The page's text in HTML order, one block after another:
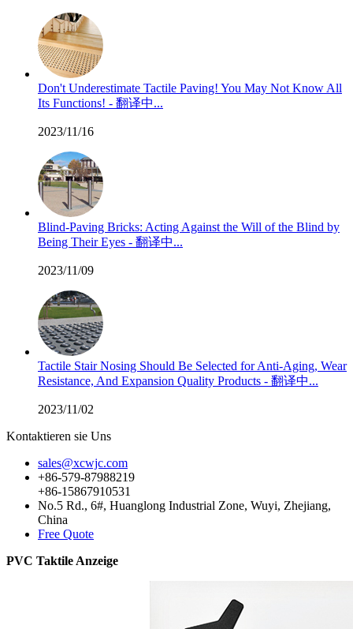
Don't Underestimate Tactile Paving! You May Not Know All
Its Functions! - 翻译中...
2023/11/16
Blind-Paving Bricks: Acting Against the Will of the Blind by
Being Their Eyes - 翻译中...
2023/11/09
Tactile Stair Nosing Should Be Selected for Anti-Aging, Wear
Resistance, And Expansion Quality Products - 翻译中...
2023/11/02
Kontaktieren sie Uns
sales@xcwjc.com
+86-579-87988219
+86-15867910531
No.5 Rd., 6#, Huanglong Industrial Zone, Wuyi, Zhejiang,
China
Free Quote
PVC Taktile Anzeige